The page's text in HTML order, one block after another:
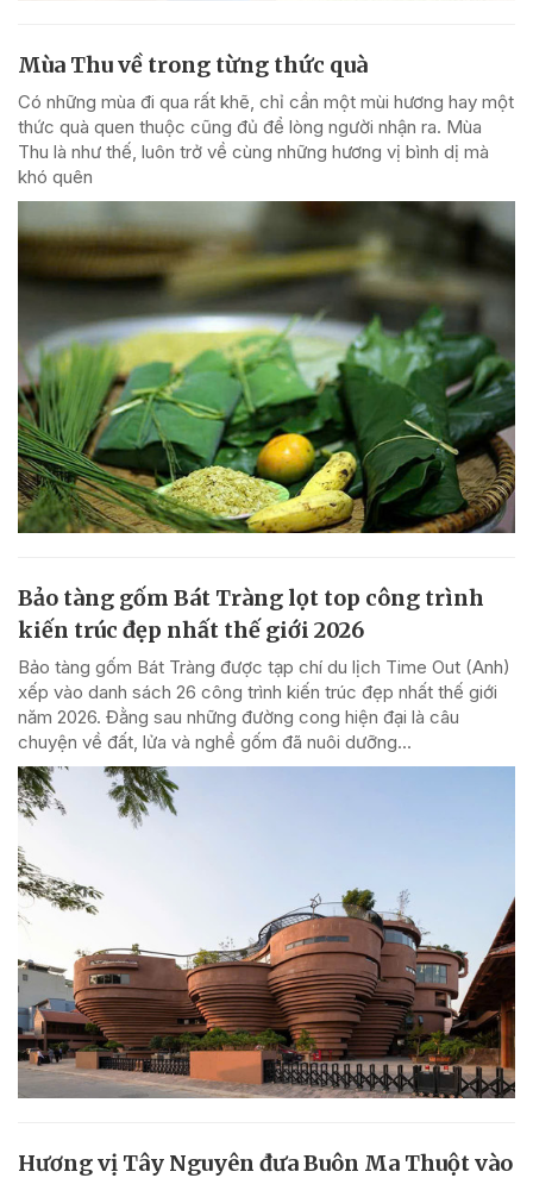
Mùa Thu về trong từng thức quà
Có những mùa đi qua rất khẽ, chỉ cần một mùi hương hay một
thức quà quen thuộc cũng đủ để lòng người nhận ra. Mùa
Thu là như thế, luôn trở về cùng những hương vị bình dị mà
khó quên
Bảo tàng gốm Bát Tràng lọt top công trình
kiến trúc đẹp nhất thế giới 2026
Bảo tàng gốm Bát Tràng được tạp chí du lịch Time Out (Anh)
xếp vào danh sách 26 công trình kiến trúc đẹp nhất thế giới
năm 2026. Đằng sau những đường cong hiện đại là câu
chuyện về đất, lửa và nghề gốm đã nuôi dưỡng...
Hương vị Tây Nguyên đưa Buôn Ma Thuột vào